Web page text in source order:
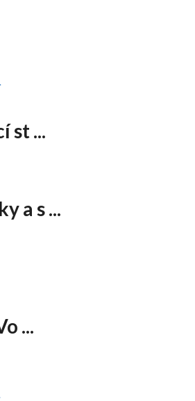
st ...
a s ...
...